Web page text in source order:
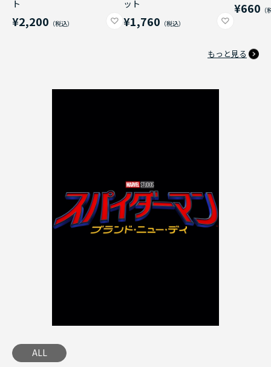
ト
¥2,200
ット
¥1,760
¥660
もっと見る
ALL